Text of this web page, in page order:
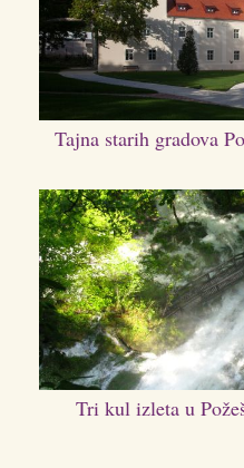
Tajna starih gradova
Tri kul izleta u